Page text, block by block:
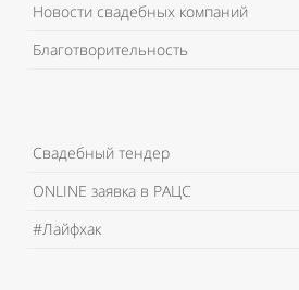
Новости свадебных компаний
Благотворительность
Свадебный тендер
ONLINE заявка в РАЦС
#Лайфхак